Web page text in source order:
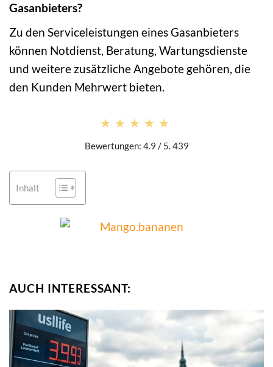
Gasanbieters?
Zu den Serviceleistungen eines Gasanbieters
können Notdienst, Beratung, Wartungsdienste
und weitere zusätzliche Angebote gehören, die
den Kunden Mehrwert bieten.
★★★★★
★★★★★
Bewertungen: 4.9 / 5. 439
Inhalt
AUCH INTERESSANT: